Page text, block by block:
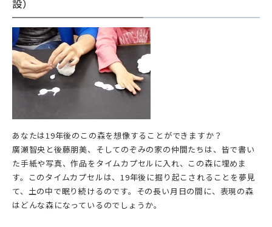
設）
あなたは19年後のこの森を想像することができますか？
廣瀬智央と後藤朋美、そしてのぞみの家の仲間たちは、皆で書い
た手紙や写真、作品をタイムカプセルに入れ、この森に埋めま
す。このタイムカプセルは、19年後に掘り起こされることを夢見
て、土の中で眠り続けるのです。その長い月日の間に、表現の森
はどんな森になっているのでしょうか。